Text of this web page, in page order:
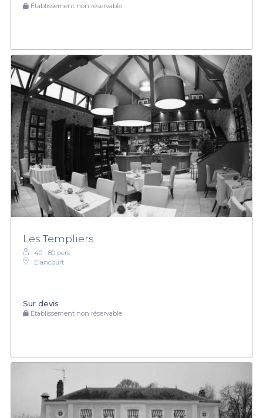
Établissement non réservable
Les Templiers
40 - 80 pers.
Élancourt
Sur devis
Établissement non réservable